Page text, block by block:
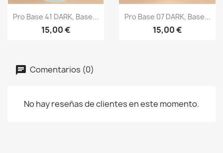
Vista rápida
Pro Base 41 DARK, Base...
15,00 €
Vista rápida
Pro Base 07 DARK, Base...
15,00 €
Comentarios (0)
No hay reseñas de clientes en este momento.